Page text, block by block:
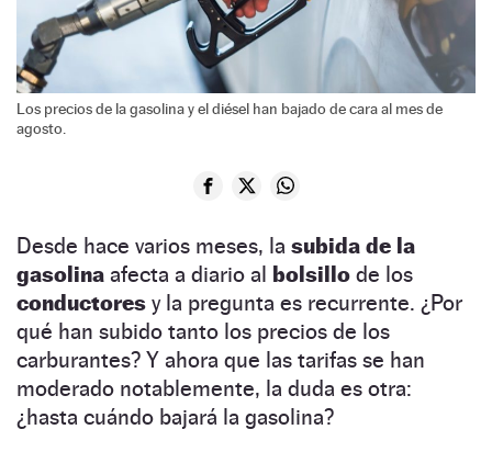
Los precios de la gasolina y el diésel han bajado de cara al mes de
agosto.
Desde hace varios meses, la subida de la
gasolina afecta a diario al bolsillo de los
conductores y la pregunta es recurrente. ¿Por
qué han subido tanto los precios de los
carburantes? Y ahora que las tarifas se han
moderado notablemente, la duda es otra:
¿hasta cuándo bajará la gasolina?